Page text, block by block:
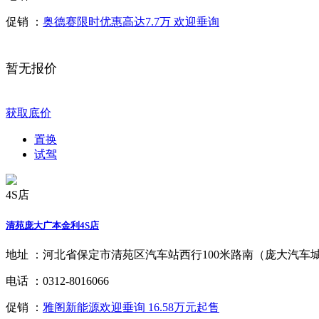
促销 ： 奥德赛限时优惠高达7.7万 欢迎垂询
暂无报价
获取底价
置换
试驾
4S店
清苑庞大广本金利4S店
地址 ： 河北省保定市清苑区汽车站西行100米路南（庞大汽车
电话 ： 0312-8016066
促销 ： 雅阁新能源欢迎垂询 16.58万元起售